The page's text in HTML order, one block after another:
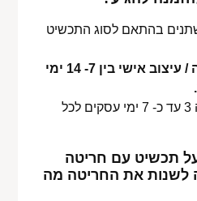
בהתאם לסוג התכשיט
מוצרים עם חריטה / עיצוב אישי בין 7- 14 ימי
מוצרים ללא חריטה 3 עד כ- 7 ימי עסקים לכל
תכשיט עם חריטה
לשנות את החריטה מה